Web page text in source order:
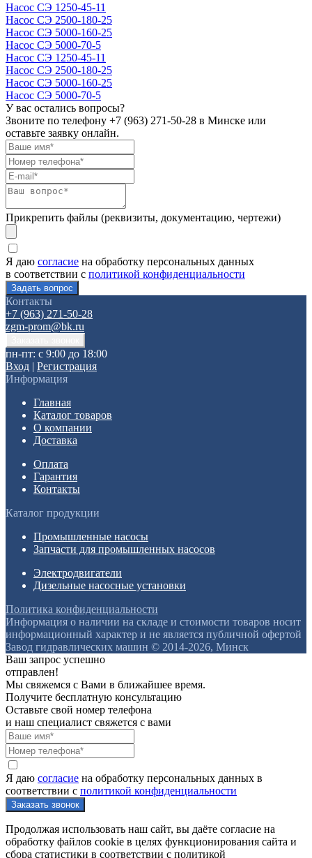
Насос СЭ 1250-45-11
Насос СЭ 2500-180-25
Насос СЭ 5000-160-25
Насос СЭ 5000-70-5
Насос СЭ 1250-45-11
Насос СЭ 2500-180-25
Насос СЭ 5000-160-25
Насос СЭ 5000-70-5
У вас остались вопросы?
Звоните по телефону +7 (963) 271-50-28 в Минске или
оставьте заявку онлайн.
Прикрепить файлы (реквизиты, документацию, чертежи)
Я даю согласие на обработку персональных данных
в соответствии с политикой конфиденциальности
Контакты
+7 (963) 271-50-28
zgm-prom@bk.ru
пн-пт: с 9:00 до 18:00
Вход | Регистрация
Информация
Главная
Каталог товаров
О компании
Доставка
Оплата
Гарантия
Контакты
Каталог продукции
Промышленные насосы
Запчасти для промышленных насосов
Электродвигатели
Дизельные насосные установки
Политика конфиденциальности
Информация о наличии на складе и стоимости товаров носит
информационный характер и не является публичной офертой
Завод гидравлических машин © 2014-2026, Минск
Ваш запрос успешно
отправлен!
Мы свяжемся с Вами в ближайшее время.
Получите бесплатную консультацию
Оставьте свой номер телефона
и наш специалист свяжется с вами
Я даю согласие на обработку персональных данных в
соответствии с политикой конфиденциальности
Продолжая использовать наш сайт, вы даёте согласие на
обработку файлов cookie в целях функционирования сайта и
сбора статистики в соответствии с политикой